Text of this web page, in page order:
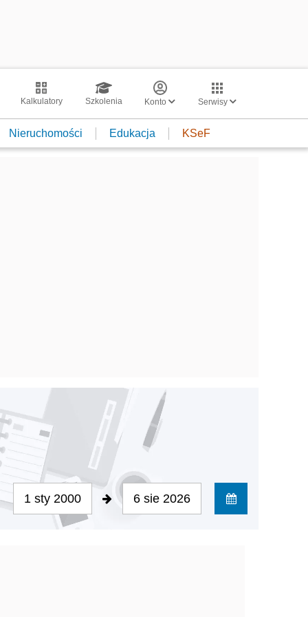
Kalkulatory Szkolenia Konto Serwisy
Nieruchomości Edukacja KSeF
1 sty 2000 6 sie 2026